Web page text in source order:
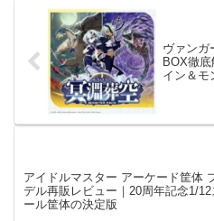
ヴァンガ
BOX徹
イン＆モ
アイドルマスター アーケード筐体
デル再販レビュー｜20周年記念1/12
ール筐体の決定版